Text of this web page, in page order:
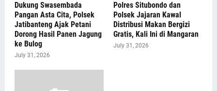
Dukung Swasembada
Pangan Asta Cita, Polsek
Jatibanteng Ajak Petani
Dorong Hasil Panen Jagung
ke Bulog
July 31, 2026
Polres Situbondo dan
Polsek Jajaran Kawal
Distribusi Makan Bergizi
Gratis, Kali Ini di Mangaran
July 31, 2026